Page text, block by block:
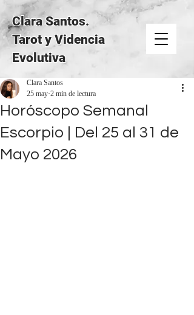
Clara Santos.
Tarot y Videncia
Evolutiva
Horóscopo Semanal
Escorpio | Del 25 al 31 de
Mayo 2026
Clara Santos
25 may2 min de lectura